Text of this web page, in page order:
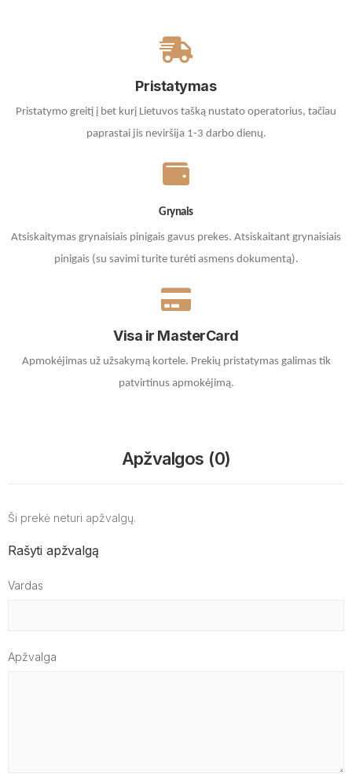
Pristatymas
Pristatymo greitį į bet kurį Lietuvos tašką nustato operatorius, tačiau
paprastai jis neviršija 1-3 darbo dienų.
Grynais
Atsiskaitymas grynaisiais pinigais gavus prekes. Atsiskaitant grynaisiais
pinigais (su savimi turite turėti asmens dokumentą).
Visa ir MasterCard
Apmokėjimas už užsakymą kortele. Prekių pristatymas galimas tik
patvirtinus apmokėjimą.
Apžvalgos (0)
Ši prekė neturi apžvalgų.
Rašyti apžvalgą
Vardas
Apžvalga